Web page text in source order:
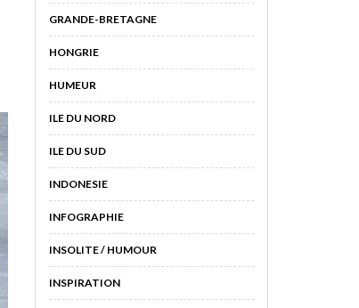
GRANDE-BRETAGNE
HONGRIE
HUMEUR
ILE DU NORD
ILE DU SUD
INDONESIE
INFOGRAPHIE
INSOLITE / HUMOUR
INSPIRATION